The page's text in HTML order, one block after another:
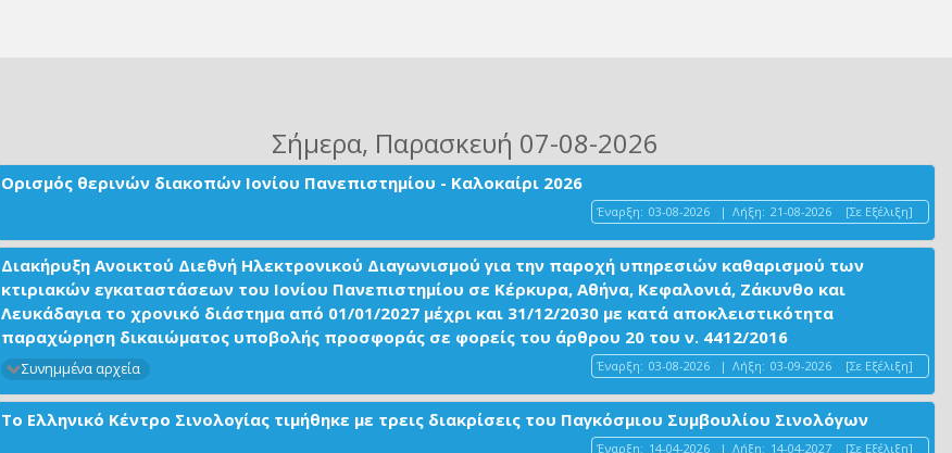
Σήμερα, Παρασκευή 07-08-2026
Ορισμός θερινών διακοπών Ιονίου Πανεπιστημίου - Καλοκαίρι 2026
Έναρξη: 03-08-2026 | Λήξη: 21-08-2026 [Σε Εξέλιξη]
Διακήρυξη Ανοικτού Διεθνή Ηλεκτρονικού Διαγωνισμού για την παροχή υπηρεσιών καθαρισμού των
κτιριακών εγκαταστάσεων του Ιονίου Πανεπιστημίου σε Κέρκυρα, Αθήνα, Κεφαλονιά, Ζάκυνθο και
Λευκάδαγια το χρονικό διάστημα από 01/01/2027 μέχρι και 31/12/2030 με κατά αποκλειστικότητα
παραχώρηση δικαιώματος υποβολής προσφοράς σε φορείς του άρθρου 20 του ν. 4412/2016
Έναρξη: 03-08-2026 | Λήξη: 03-09-2026 [Σε Εξέλιξη]
Συνημμένα αρχεία
Το Ελληνικό Κέντρο Σινολογίας τιμήθηκε με τρεις διακρίσεις του Παγκόσμιου Συμβουλίου Σινολόγων
Έναρξη: 14-04-2026 | Λήξη: 14-04-2027 [Σε Εξέλιξη]